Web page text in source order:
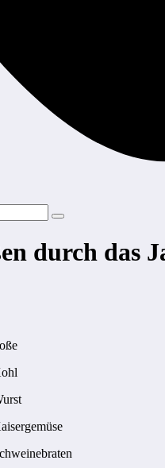
durch das